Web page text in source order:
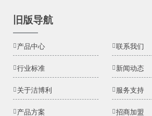
旧版导航
产品中心 联系我们
行业标准 新闻动态
关于洁博利 服务支持
产品方案 招商加盟